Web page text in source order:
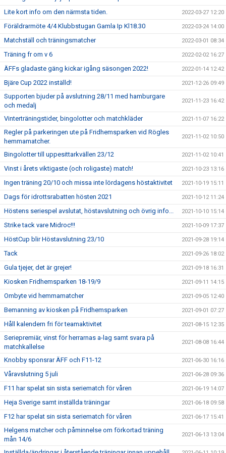
Lite kort info om den närmsta tiden. 2022-03-27 12:20
Föräldrarmöte 4/4 Klubbstugan Gamla Ip Kl18.30 2022-03-24 14:00
Matchställ och träningsmatcher 2022-03-01 08:34
Träning fr om v 6 2022-02-02 16:27
ÄFFs gladaste gäng kickar igång säsongen 2022! 2022-01-14 12:42
Bjäre Cup 2022 inställd! 2021-12-26 09:49
Supporten bjuder på avslutning 28/11 med hamburgare
och medalj
2021-11-23 16:42
Vinterträningstider, bingolotter och matchkläder 2021-11-07 16:22
Regler på parkeringen ute på Fridhemsparken vid Rögles
hemmamatcher.
2021-11-02 10:50
Bingolotter till uppesittarkvällen 23/12 2021-11-02 10:41
Vinst i årets viktigaste (och roligaste) match! 2021-10-23 13:16
Ingen träning 20/10 och missa inte lördagens höstaktivitet 2021-10-19 15:11
Dags för idrottsrabatten hösten 2021 2021-10-12 11:24
Höstens seriespel avslutat, höstavslutning och övrig info... 2021-10-10 15:14
Strike tack vare Midroc!!! 2021-10-09 17:37
HöstCup blir Höstavslutning 23/10 2021-09-28 19:14
Tack 2021-09-26 18:02
Gula tjejer, det är grejer! 2021-09-18 16:31
Kiosken Fridhemsparken 18-19/9 2021-09-11 14:15
Ombyte vid hemmamatcher 2021-09-05 12:40
Bemanning av kiosken på Fridhemsparken 2021-09-01 07:27
Håll kalendern fri för teamaktivitet 2021-08-15 12:35
Seriepremiär, vinst för herrarnas a-lag samt svara på
matchkallelse
2021-08-08 16:44
Knobby sponsrar ÄFF och F11-12 2021-06-30 16:16
Våravslutning 5 juli 2021-06-28 09:36
F11 har spelat sin sista seriematch för våren 2021-06-19 14:07
Heja Sverige samt inställda träningar 2021-06-18 09:58
F12 har spelat sin sista seriematch för våren 2021-06-17 15:41
Helgens matcher och påminnelse om förkortad träning
mån 14/6
2021-06-13 13:04